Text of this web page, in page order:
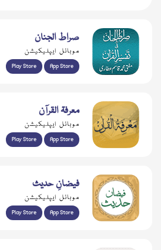
صراط الجنان
موبائل ایپلیکیشن
Play Store App Store
معرفۃ القرآن
موبائل ایپلیکیشن
Play Store App Store
فیضانِ حدیث
موبائل ایپلیکیشن
Play Store App Store